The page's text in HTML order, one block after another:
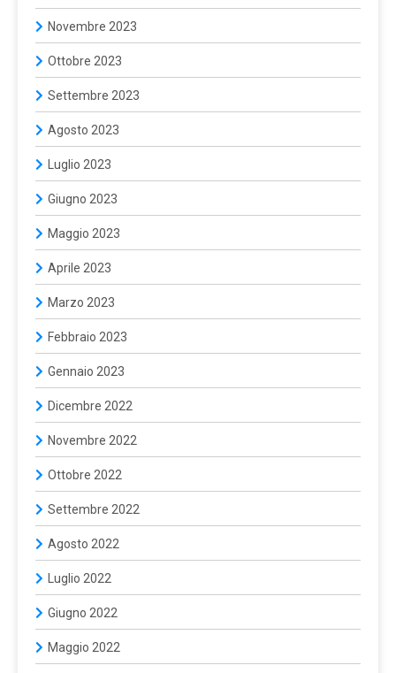
Novembre 2023
Ottobre 2023
Settembre 2023
Agosto 2023
Luglio 2023
Giugno 2023
Maggio 2023
Aprile 2023
Marzo 2023
Febbraio 2023
Gennaio 2023
Dicembre 2022
Novembre 2022
Ottobre 2022
Settembre 2022
Agosto 2022
Luglio 2022
Giugno 2022
Maggio 2022